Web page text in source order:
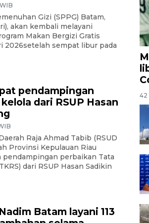
Gizi (SPPG) Batam,
akan kembali melayani
Makan Bergizi Gratis
2026setelah sempat libur pada
pendampingan
dari RSUP Hasan
Raja Ahmad Tabib (RSUD
Provinsi Kepulauan Riau
pendampingan perbaikan Tata
dari RSUP Hasan Sadikin
Batam layani 113
42